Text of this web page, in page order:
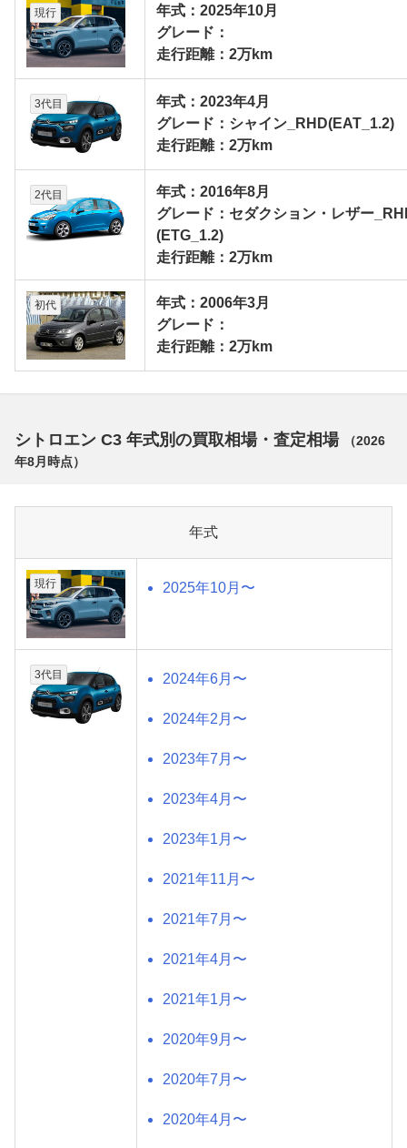
現行
年式：2025年10月
グレード：
走行距離：2万km
3代目
年式：2023年4月
グレード：シャイン_RHD(EAT_1.2)
走行距離：2万km
2代目
年式：2016年8月
グレード：セダクション・レザー
(ETG_1.2)
走行距離：2万km
初代
年式：2006年3月
グレード：
走行距離：2万km
シトロエン C3 年式別の買取相場・査定相場 （2026
年8月 時点）
年式
現行 2025年10月〜
3代目 2024年6月〜
2024年2月〜
2023年7月〜
2023年4月〜
2023年1月〜
2021年11月〜
2021年7月〜
2021年4月〜
2021年1月〜
2020年9月〜
2020年7月〜
2020年4月〜